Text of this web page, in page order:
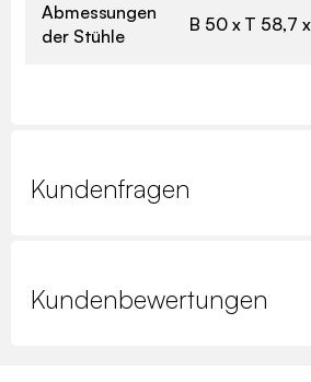
Abmessungen
der Stühle
B 50 x T 58,7
Kundenfragen
Kundenbewertungen